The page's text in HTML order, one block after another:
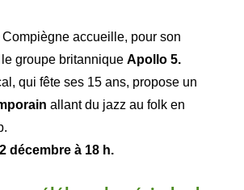
accueille, pour son
le groupe britannique Apollo 5.
qui fête ses 15 ans, propose un
allant du jazz au folk en
décembre à 18 h.